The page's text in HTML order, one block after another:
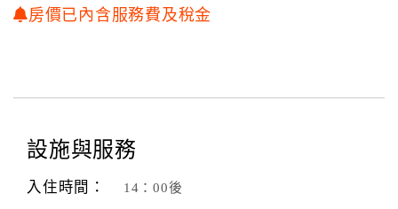
顧
顧
客
滿
房價已內含服務費及稅金
設施與服務
入住時間： 14：00後